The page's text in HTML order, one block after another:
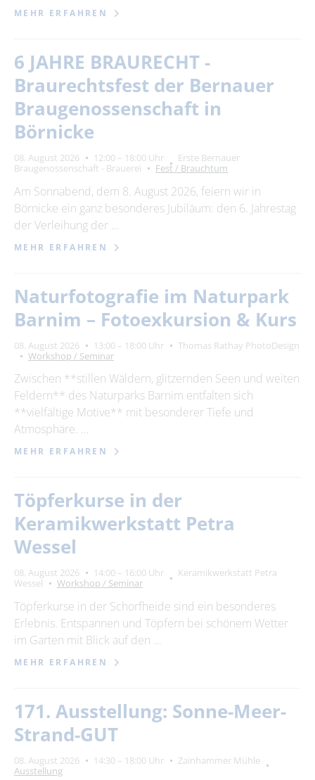
MEHR ERFAHREN
6 JAHRE BRAURECHT -
Braurechtsfest der Bernauer
Braugenossenschaft in
Börnicke
08. August 2026 12:00 – 18:00 Uhr
Erste Bernauer
Braugenossenschaft - Brauerei
Fest / Brauchtum
Am Sonnabend, dem 8. August 2026, feiern wir in
Börnicke ein ganz besonderes Jubiläum: den 6. Jahrestag
der Verleihung der …
MEHR ERFAHREN
Naturfotografie im Naturpark
Barnim – Fotoexkursion & Kurs
08. August 2026 13:00 – 18:00 Uhr
Thomas Rathay PhotoDesign
Workshop / Seminar
Zwischen **stillen Wäldern, glitzernden Seen und weiten
Feldern** des Naturparks Barnim entfalten sich
**vielfältige Motive** mit besonderer Tiefe und
Atmosphäre. …
MEHR ERFAHREN
Töpferkurse in der
Keramikwerkstatt Petra
Wessel
08. August 2026 14:00 – 16:00 Uhr
Keramikwerkstatt Petra
Wessel
Workshop / Seminar
Töpferkurse in der Schorfheide sind ein besonderes
Erlebnis. Entspannen und Töpfern bei schönem Wetter
im Garten mit Blick auf den …
MEHR ERFAHREN
171. Ausstellung: Sonne-Meer-
Strand-GUT
08. August 2026 14:30 – 18:00 Uhr
Zainhammer Mühle
Ausstellung